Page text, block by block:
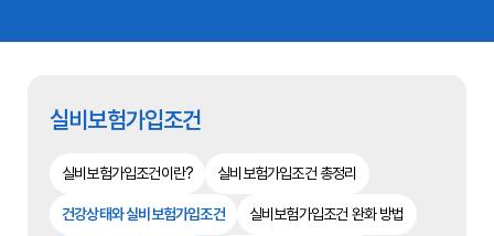
실비보험가입조건
실비보험가입조건이란? 실비보험가입조건 총정리
건강상태와 실비보험가입조건 실비보험가입조건 완화 방법